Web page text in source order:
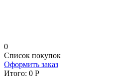
0
Список покупок
Оформить заказ
Итого: 0 Р